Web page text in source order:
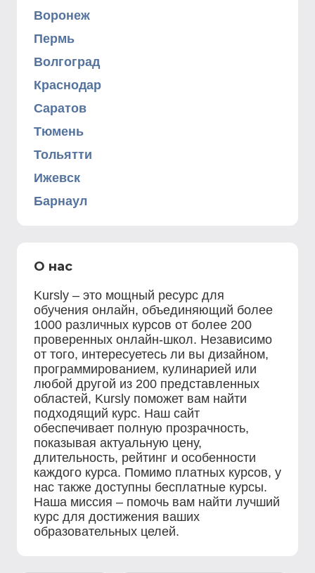
Воронеж
Пермь
Волгоград
Краснодар
Саратов
Тюмень
Тольятти
Ижевск
Барнаул
О нас
Kursly – это мощный ресурс для
обучения онлайн, объединяющий более
1000 различных курсов от более 200
проверенных онлайн-школ. Независимо
от того, интересуетесь ли вы дизайном,
программированием, кулинарией или
любой другой из 200 представленных
областей, Kursly поможет вам найти
подходящий курс. Наш сайт
обеспечивает полную прозрачность,
показывая актуальную цену,
длительность, рейтинг и особенности
каждого курса. Помимо платных курсов, у
нас также доступны бесплатные курсы.
Наша миссия – помочь вам найти лучший
курс для достижения ваших
образовательных целей.